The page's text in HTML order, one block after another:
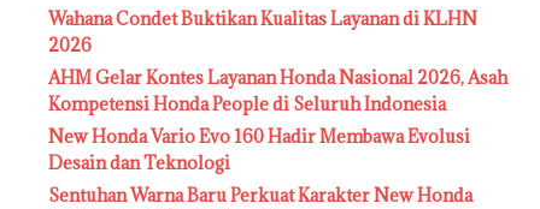
Wahana Condet Buktikan Kualitas Layanan di KLHN
2026
AHM Gelar Kontes Layanan Honda Nasional 2026, Asah
Kompetensi Honda People di Seluruh Indonesia
New Honda Vario Evo 160 Hadir Membawa Evolusi
Desain dan Teknologi
Sentuhan Warna Baru Perkuat Karakter New Honda